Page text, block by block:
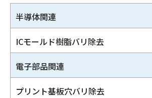
半導体関連
ICモールド樹脂バリ除去
電子部品関連
プリント基板穴バリ除去